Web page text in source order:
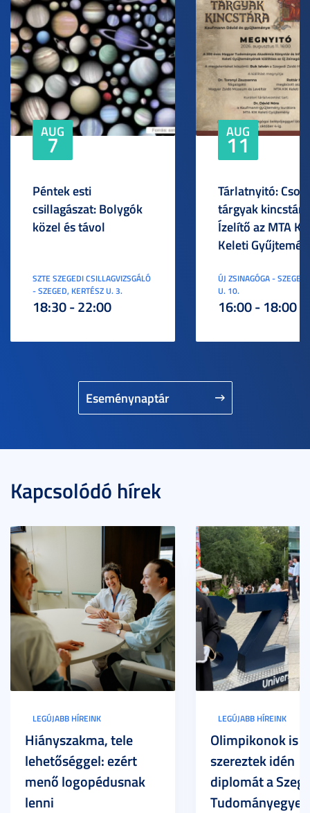
Eseménynaptár
AUG
7
Péntek esti
csillagászat: Bolygók
közel és távol
SZTE SZEGEDI CSILLAGVIZSGÁLÓ
- SZEGED, KERTÉSZ U. 3.
18:30 - 22:00
AUG
11
Tárlatnyitó:
tárgyak
Ízelítő az MTA
Keleti
ÚJ ZSINAGÓGA -
U. 10.
16:00 - 18:00
Kapcsolódó hírek
LEGÚJABB HÍREINK
Hiányszakma, tele
lehetőséggel: ezért
menő logopédusnak
lenni
LEGÚJABB HÍREINK
Olimpikonok is
szereztek idén
diplomát a